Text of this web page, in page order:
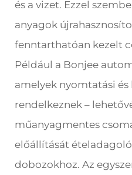
és a vizet. Ezzel
anyagok
fenntarthatóan kezelt
Például a Bonjee
amelyek nyomtatási
rendelkeznek –
műanyagmentes
előállítását
dobozokhoz. Az